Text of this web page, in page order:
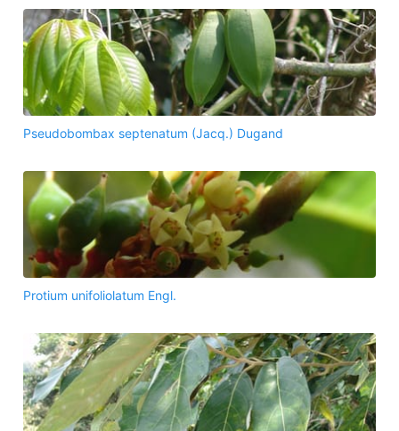
Pseudobombax septenatum (Jacq.) Dugand
Protium unifoliolatum Engl.